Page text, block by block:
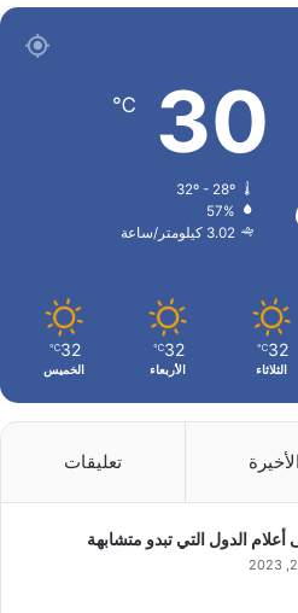
30
℃
32º - 28º
57%
3.02 كيلومتر/ساعة
32
℃
الثلاثاء
32
℃
الأربعاء
32
℃
الخميس
الأخيرة تعليقات
الدول التي تبدو متشابهة